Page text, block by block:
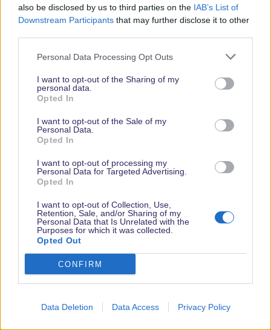
also be disclosed by us to third parties on the IAB’s List of
Downstream Participants that may further disclose it to other
Personal Data Processing Opt Outs
I want to opt-out of the Sharing of my
personal data.
Opted In
I want to opt-out of the Sale of my
Personal Data.
Opted In
I want to opt-out of processing my
Personal Data for Targeted Advertising.
Opted In
I want to opt-out of Collection, Use,
Retention, Sale, and/or Sharing of my
Personal Data that Is Unrelated with the
Purposes for which it was collected.
Opted Out
CONFIRM
Data Deletion Data Access Privacy Policy
e
n
:Ich bin mir nicht sicher, aber ich glaube als disneyhotel Gast,
habt, gibt es einen eigenen Bereich für Behinderte, dann
wäret ihr nicht auf die oft sehr vollen Busse angewiesen.
Was soll es bringen wenn man Gast im Disneyland Hotel ist, den
auf dem Parkparkplatz zu parken?
Der Eingang vom Disneyland Park ist genau unter dem Hotel
und auch die Studios sind in unmittelbarer Nähe.
Oder meinst du allgemein in einem Hotel im Resort?
torstendlp
Administrator Teammitglied
24 Mai 2021 #209
Deshalb schreibt sie ja Disney Hotel und nicht Disneyland Hotel